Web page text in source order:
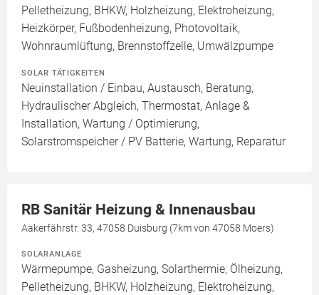
Pelletheizung, BHKW, Holzheizung, Elektroheizung,
Heizkörper, Fußbodenheizung, Photovoltaik,
Wohnraumlüftung, Brennstoffzelle, Umwälzpumpe
SOLAR TÄTIGKEITEN
Neuinstallation / Einbau, Austausch, Beratung,
Hydraulischer Abgleich, Thermostat, Anlage &
Installation, Wartung / Optimierung,
Solarstromspeicher / PV Batterie, Wartung, Reparatur
RB Sanitär Heizung & Innenausbau
Aakerfährstr. 33, 47058 Duisburg (7km von 47058 Moers)
SOLARANLAGE
Wärmepumpe, Gasheizung, Solarthermie, Ölheizung,
Pelletheizung, BHKW, Holzheizung, Elektroheizung,